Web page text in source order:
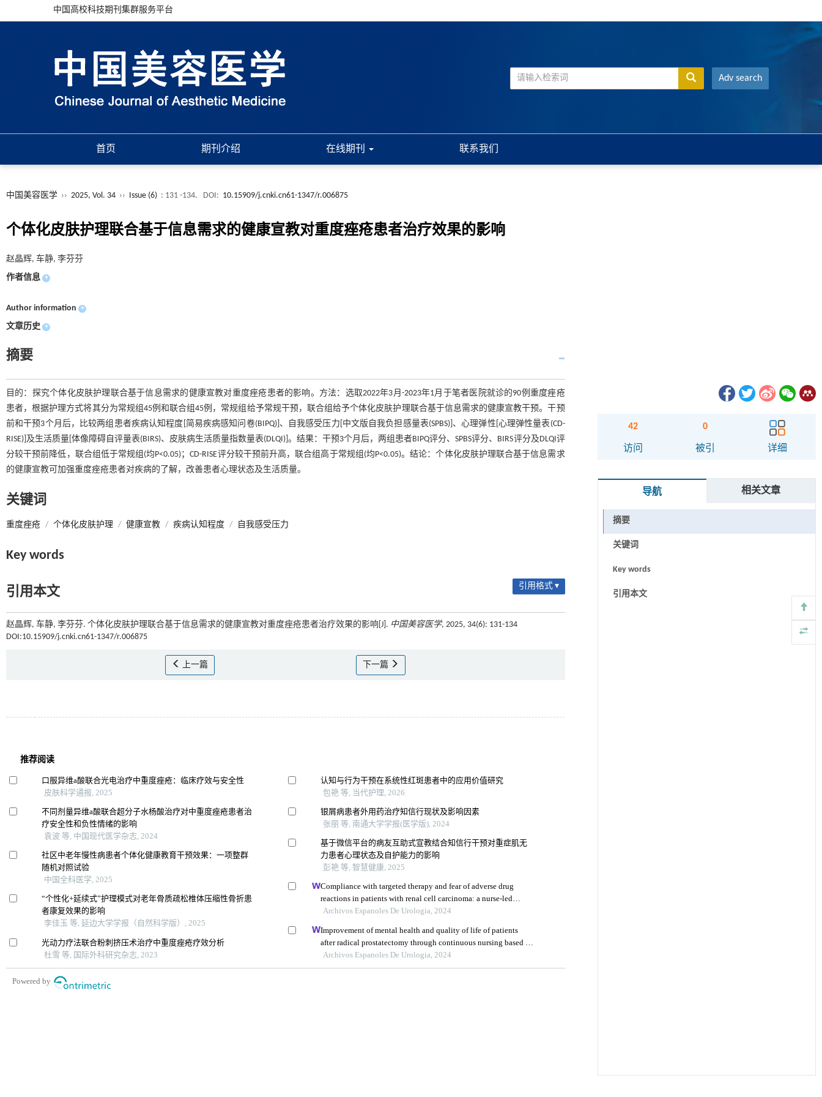
中国高校科技期刊集群服务平台
Adv search
首页 期刊介绍 在线期刊 联系我们
中国美容医学 ›› 2025, Vol. 34 ›› Issue (6) : 131 -134. DOI: 10.15909/j.cnki.cn61-1347/r.006875
个体化皮肤护理联合基于信息需求的健康宣教对重度痤疮患者治疗效果的影响
赵晶辉, 车静, 李芬芬
作者信息 +
Author information +
文章历史 +
摘要
目的：探究个体化皮肤护理联合基于信息需求的健康宣教对重度痤疮患者的影响。方法：选取2022年3月-2023年1月于笔者医院就诊的90例重度痤疮
患者，根据护理方式将其分为常规组45例和联合组45例，常规组给予常规干预，联合组给予个体化皮肤护理联合基于信息需求的健康宣教干预。干预
前和干预3个月后，比较两组患者疾病认知程度[简易疾病感知问卷(BIPQ)]、自我感受压力[中文版自我负担感量表(SPBS)]、心理弹性[心理弹性量表(CD-
RISE)]及生活质量[体像障碍自评量表(BIRS)、皮肤病生活质量指数量表(DLQI)]。结果：干预3个月后，两组患者BIPQ评分、SPBS评分、BIRS评分及DLQI评
分较干预前降低，联合组低于常规组(均P<0.05)；CD-RISE评分较干预前升高，联合组高于常规组(均P<0.05)。结论：个体化皮肤护理联合基于信息需求
的健康宣教可加强重度痤疮患者对疾病的了解，改善患者心理状态及生活质量。
关键词
重度痤疮 / 个体化皮肤护理 / 健康宣教 / 疾病认知程度 / 自我感受压力
Key words
引用本文 引用格式 ▾
赵晶辉, 车静, 李芬芬. 个体化皮肤护理联合基于信息需求的健康宣教对重度痤疮患者治疗效果的影响[J]. 中国美容医学, 2025, 34(6): 131-134
DOI:10.15909/j.cnki.cn61-1347/r.006875
上一篇 下一篇
42
访问
0
被引 详细
导航 相关文章
摘要
关键词
Key words
引用本文